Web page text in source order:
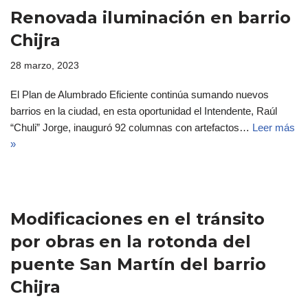
Renovada iluminación en barrio
Chijra
28 marzo, 2023
El Plan de Alumbrado Eficiente continúa sumando nuevos
barrios en la ciudad, en esta oportunidad el Intendente, Raúl
“Chuli” Jorge, inauguró 92 columnas con artefactos… Leer más
»
Modificaciones en el tránsito
por obras en la rotonda del
puente San Martín del barrio
Chijra